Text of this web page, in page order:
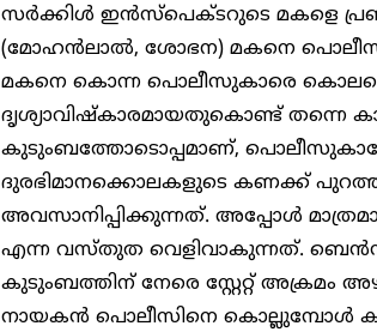
സർക്കിൾ ഇൻസ്പെക്ടറുടെ മകളെ
(മോഹൻലാൽ, ശോഭന) മകനെ
മകനെ കൊന്ന പൊലീസുകാരെ
ദൃശ്യാവിഷ്കാരമായതുകൊണ്ട് തന്നെ
കുടുംബത്തോടൊപ്പമാണ്,
ദുരഭിമാനക്കൊലകളുടെ കണക്ക്
അവസാനിപ്പിക്കുന്നത്. അപ്പോൾ
എന്ന വസ്തുത വെളിവാകുന്നത്.
കുടുംബത്തിന് നേരെ സ്റ്റേറ്റ് അക്രമം
നായകൻ പൊലീസിനെ കൊല്ലുമ്പോൾ